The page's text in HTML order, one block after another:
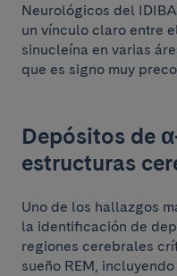
Neurológicos del
un vínculo claro entre
sinucleína en varias
que es signo muy
Depósitos de
estructuras
Uno de los hallazgos
la identificación de
regiones cerebrales
sueño REM,